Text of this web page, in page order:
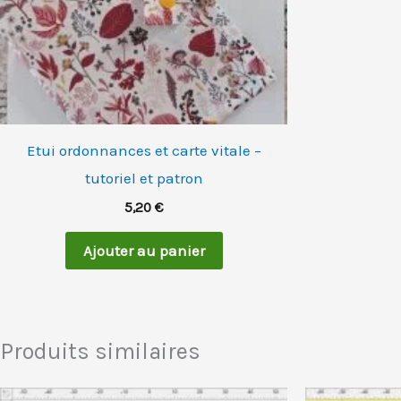
Etui ordonnances et carte vitale –
tutoriel et patron
5,20 €
Ajouter au panier
Produits similaires